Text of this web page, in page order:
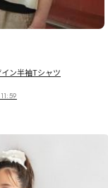
イン半袖Tシャツ